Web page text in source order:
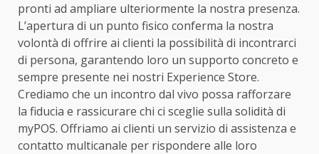
pronti ad ampliare ulteriormente la nostra presenza.
L’apertura di un punto fisico conferma la nostra
volontà di offrire ai clienti la possibilità di incontrarci
di persona, garantendo loro un supporto concreto e
sempre presente nei nostri Experience Store.
Crediamo che un incontro dal vivo possa rafforzare
la fiducia e rassicurare chi ci sceglie sulla solidità di
myPOS. Offriamo ai clienti un servizio di assistenza e
contatto multicanale per rispondere alle loro